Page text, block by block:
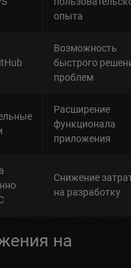
опыта
Возможность
быстрого
проблем
Расширение
функционала
приложения
Снижение
на разработку
на